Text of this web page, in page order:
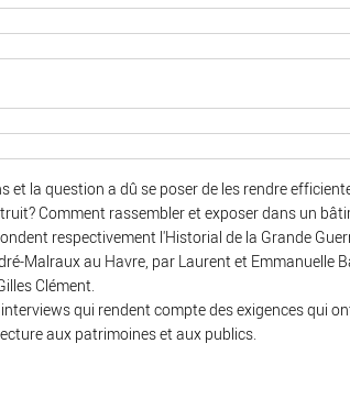
et la question a dû se poser de les rendre
Comment rassembler et exposer dans un
respectivement l'Historial de la Grande
Malraux au Havre, par Laurent et Emmanuelle
Clément.
qui rendent compte des exigences qui
aux patrimoines et aux publics.